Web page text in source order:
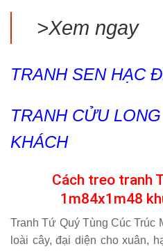
>Xem ngay
TRANH SEN HẠC
TRANH CỬU LONG
KHÁCH
Cách treo tranh
1m84x1m48
Tranh Tứ Quý Tùng Cúc Trúc
loài cây, đại diện cho xuân,